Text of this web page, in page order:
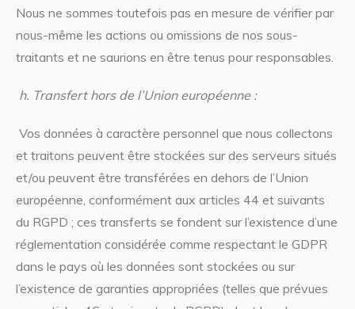
Nous ne sommes toutefois pas en mesure de vérifier par
nous-même les actions ou omissions de nos sous-
traitants et ne saurions en être tenus pour responsables.
h. Transfert hors de l’Union européenne :
Vos données à caractère personnel que nous collectons
et traitons peuvent être stockées sur des serveurs situés
et/ou peuvent être transférées en dehors de l’Union
européenne, conformément aux articles 44 et suivants
du RGPD ; ces transferts se fondent sur l’existence d’une
réglementation considérée comme respectant le GDPR
dans le pays où les données sont stockées ou sur
l’existence de garanties appropriées (telles que prévues